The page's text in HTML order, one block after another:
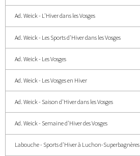
Ad. Weick - L'Hiver dans les Vosges
Ad. Weick - Les Sports d'Hiver dans les Vosges
Ad. Weick - Les Vosges
Ad. Weick - Les Vosges en Hiver
Ad. Weick - Saison d'Hiver dans les Vosges
Ad. Weick - Semaine d'Hiver des Vosges
Labouche - Sports d'Hiver à Luchon-Superbagnères